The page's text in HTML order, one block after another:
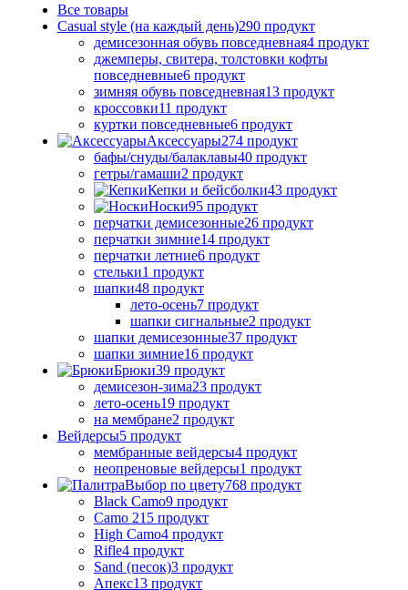
Все товары
Casual style (на каждый день)290 продукт
демисезонная обувь повседневная4 продукт
джемперы, свитера, толстовки кофты
повседневные6 продукт
зимняя обувь повседневная13 продукт
кроссовки11 продукт
куртки повседневные6 продукт
Аксессуары274 продукт
бафы/снуды/балаклавы40 продукт
гетры/гамаши2 продукт
Кепки и бейсболки43 продукт
Носки95 продукт
перчатки демисезонные26 продукт
перчатки зимние14 продукт
перчатки летние6 продукт
стельки1 продукт
шапки48 продукт
лето-осень7 продукт
шапки сигнальные2 продукт
шапки демисезонные37 продукт
шапки зимние16 продукт
Брюки39 продукт
демисезон-зима23 продукт
лето-осень19 продукт
на мембране2 продукт
Вейдерсы5 продукт
мембранные вейдерсы4 продукт
неопреновые вейдерсы1 продукт
Выбор по цвету768 продукт
Black Camo9 продукт
Camo 21 5 продукт
High Camo4 продукт
Rifle4 продукт
Sand (песок)3 продукт
Апекс13 продукт